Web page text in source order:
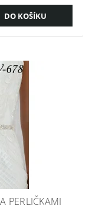
PERLIČKAMI